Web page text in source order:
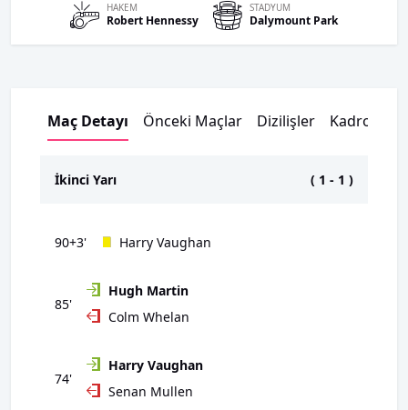
HAKEM
Robert Hennessy
STADYUM
Dalymount Park
Maç Detayı Önceki Maçlar Dizilişler Kadrolar
İkinci Yarı ( 1 - 1 )
90+3' Harry Vaughan
85'
Hugh Martin
Colm Whelan
74'
Harry Vaughan
Senan Mullen